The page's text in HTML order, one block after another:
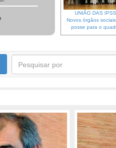
UNIÃO DAS IPSS
Novos órgãos
posse para o